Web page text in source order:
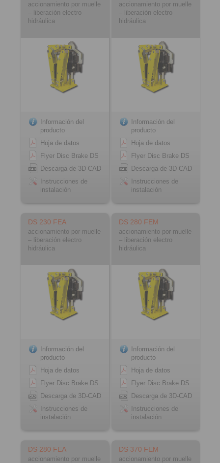
accionamiento por muelle
– liberación electro
hidráulica
Información del
producto
Hoja de datos
Flyer Disc Brake DS
Descarga de 3D-CAD
Instrucciones de
instalación
accionamiento por muelle
– liberación electro
hidráulica
Información del
producto
Hoja de datos
Flyer Disc Brake DS
Descarga de 3D-CAD
Instrucciones de
instalación
DS 230 FEA
accionamiento por muelle
– liberación electro
hidráulica
Información del
producto
Hoja de datos
Flyer Disc Brake DS
Descarga de 3D-CAD
Instrucciones de
instalación
DS 280 FEM
accionamiento por muelle
– liberación electro
hidráulica
Información del
producto
Hoja de datos
Flyer Disc Brake DS
Descarga de 3D-CAD
Instrucciones de
instalación
DS 280 FEA
accionamiento por muelle
DS 370 FEM
accionamiento por muelle